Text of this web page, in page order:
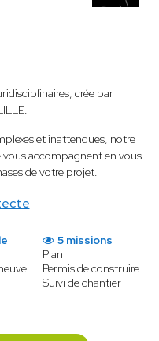
crée par
et inattendues, notre
accompagnent en vous
de votre projet.
5 missions
Plan
Permis de construire
Suivi de chantier